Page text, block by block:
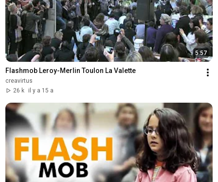
5:57
Flashmob Leroy-Merlin Toulon La Valette
creavirtus
26 k
il y a 15 a